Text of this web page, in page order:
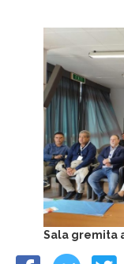
Sala gremita